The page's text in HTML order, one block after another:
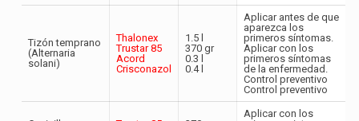
Tizón temprano
(Alternaria
solani)
Thalonex
Trustar 85
Acord
Crisconazol
1.5 l
370 gr
0.3 l
0.4 l
Aplicar antes de que
aparezca los
primeros síntomas.
Aplicar con los
primeros síntomas
de la enfermedad.
Control preventivo
Control preventivo
Aplicar con los